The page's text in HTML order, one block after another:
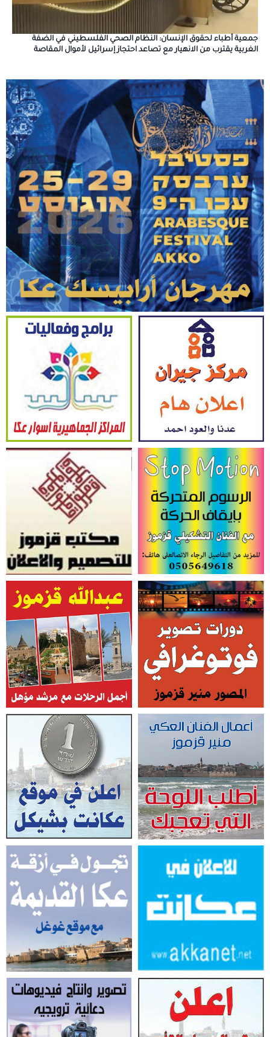
جمعية أطباء لحقوق الإنسان: النظام الصحي الفلسطيني في الضفة
الغربية يقترب من الانهيار مع تصاعد احتجاز إسرائيل لأموال المقاصة